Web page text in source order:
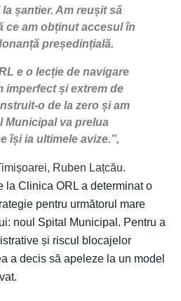
șantier. Am reușit să
ce am obținut accesul în
președințială.
e o lecție de navigare
imperfect și extrem de
o de la zero și am
Municipal va prelua
își ia ultimele avize.”,
Ruben Lațcău.
la Clinica ORL a determinat o
pentru următorul mare
noul Spital Municipal. Pentru a
și riscul blocajelor
a decis să apeleze la un model